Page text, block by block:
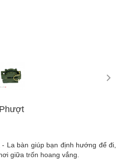
La bàn giúp bạn định hướng để đi,
giữa trốn hoang vắng.